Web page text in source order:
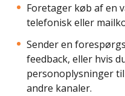
Foretager køb af en
telefonisk eller
Sender en
feedback, eller hvis
personoplysninger
andre kanaler.